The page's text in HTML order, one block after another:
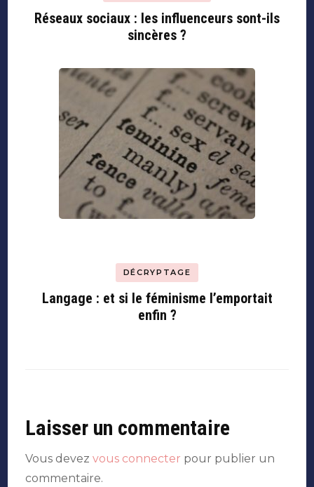
Réseaux sociaux : les influenceurs sont-ils
sincères ?
DÉCRYPTAGE
Langage : et si le féminisme l’emportait
enfin ?
Laisser un commentaire
Vous devezvous connecter pour publier un
commentaire.